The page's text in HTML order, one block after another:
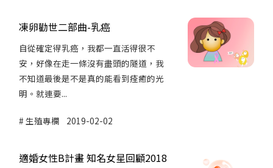
凍卵勸世二部曲-乳癌
自從確定得乳癌，我都一直活得很不
安，好像在走一條沒有盡頭的隧道，我
不知道最後是不是真的能看到痊癒的光
明。就連要...
生殖專欄 2019-02-02
適婚女性B計畫 知名女星回顧2018